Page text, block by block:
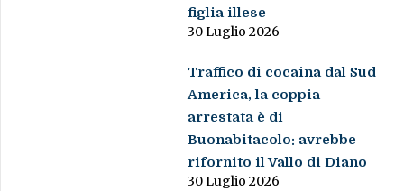
figlia illese
30 Luglio 2026
Traffico di cocaina dal Sud
America, la coppia
arrestata è di
Buonabitacolo: avrebbe
rifornito il Vallo di Diano
30 Luglio 2026